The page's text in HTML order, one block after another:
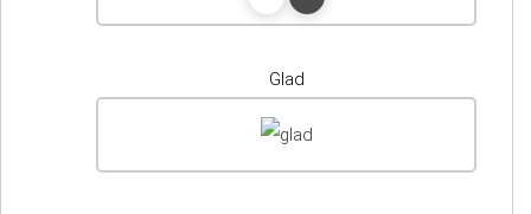
Glad